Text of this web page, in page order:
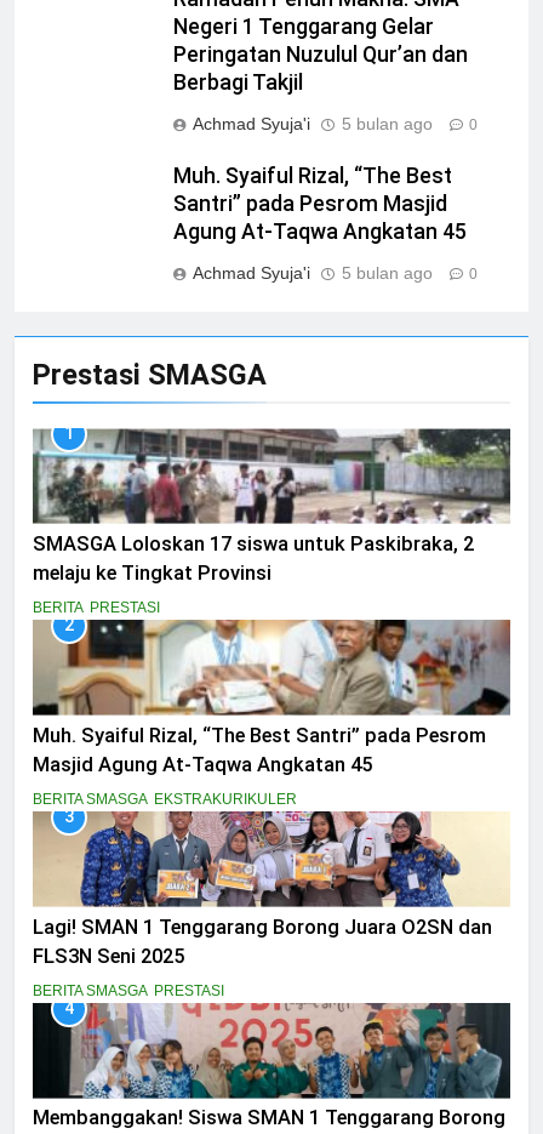
Prestasi SMASGA
1
SMASGA Loloskan 17 siswa untuk Paskibraka, 2
melaju ke Tingkat Provinsi
BERITA PRESTASI
2
Muh. Syaiful Rizal, “The Best Santri” pada Pesrom
Masjid Agung At-Taqwa Angkatan 45
BERITA SMASGA EKSTRAKURIKULER
3
Lagi! SMAN 1 Tenggarang Borong Juara O2SN dan
FLS3N Seni 2025
BERITA SMASGA PRESTASI
4
Membanggakan! Siswa SMAN 1 Tenggarang Borong
Negeri 1 Tenggarang Gelar
Peringatan Nuzulul Qur’an dan
Berbagi Takjil
Achmad Syuja'i 5 bulan ago 0
Muh. Syaiful Rizal, “The Best
Santri” pada Pesrom Masjid
Agung At-Taqwa Angkatan 45
Achmad Syuja'i 5 bulan ago 0